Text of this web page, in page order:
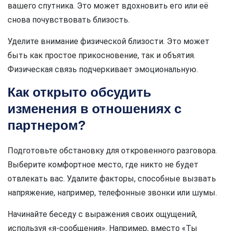
вашего спутника. Это может вдохновить его или её
снова почувствовать близость.
Уделите внимание физической близости. Это может
быть как простое прикосновение, так и объятия.
Физическая связь подчеркивает эмоциональную.
Как открыто обсудить
изменения в отношениях с
партнером?
Подготовьте обстановку для откровенного разговора.
Выберите комфортное место, где никто не будет
отвлекать вас. Удалите факторы, способные вызвать
напряжение, например, телефонные звонки или шумы.
Начинайте беседу с выражения своих ощущений,
используя «я-сообщения». Например, вместо «Ты